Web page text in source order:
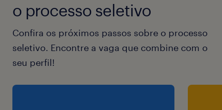
Vale Transporte;
Parcerias de desconto;
Programa +Cuidado: assistência profissional
e confidencial para problemas;
DayOff no aniversário.
o processo seletivo
Confira os próximos passos sobre o processo
seletivo. Encontre a vaga que combine com o
seu perfil!